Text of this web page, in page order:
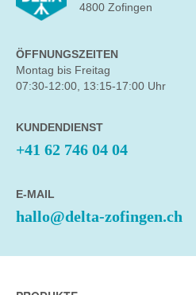
4800 Zofingen
ÖFFNUNGSZEITEN
Montag bis Freitag
07:30-12:00, 13:15-17:00 Uhr
KUNDENDIENST
+41 62 746 04 04
E-MAIL
hallo@delta-zofingen.ch